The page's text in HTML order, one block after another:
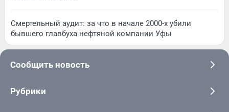
Смертельный аудит: за что в начале 2000-х убили
бывшего главбуха нефтяной компании Уфы
Сообщить новость
Рубрики